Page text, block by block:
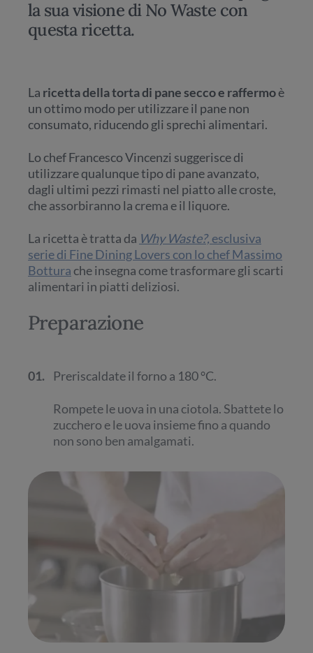
la sua visione di No Waste con
questa ricetta.
La ricetta della torta di pane secco e raffermoè
un ottimo modo per utilizzare il pane non
consumato, riducendo gli sprechi alimentari.
Lo chef Francesco Vincenzi suggerisce di
utilizzare qualunque tipo di pane avanzato,
dagli ultimi pezzi rimasti nel piatto alle croste,
che assorbiranno la crema e il liquore.
La ricetta è tratta da Why Waste?, esclusiva
serie di Fine Dining Lovers con lo chef Massimo
Bottura che insegna come trasformare gli scarti
alimentari in piatti deliziosi.
Preparazione
01. Preriscaldate il forno a 180 °C.
Rompete le uova in una ciotola. Sbattete lo
zucchero e le uova insieme fino a quando
non sono ben amalgamati.